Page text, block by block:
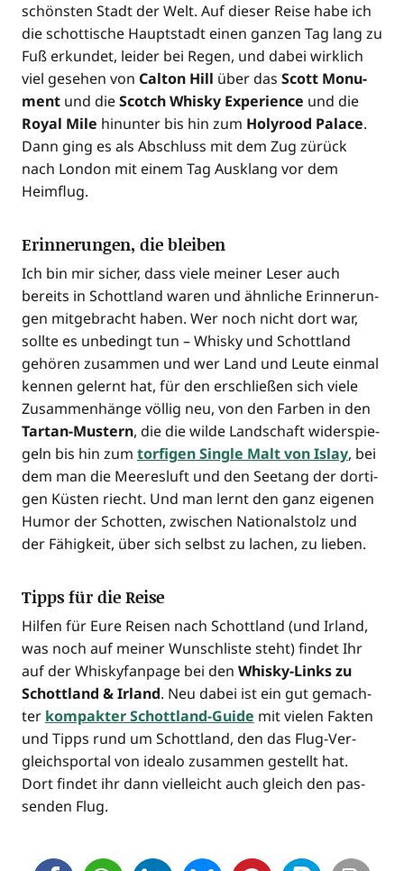
schöns­ten Stadt der Welt. Auf die­ser Rei­se habe ich
die schot­ti­sche Haupt­stadt einen gan­zen Tag lang zu
Fuß erkun­det, lei­der bei Regen, und dabei wirk­lich
viel gese­hen von Cal­ton Hill über das Scott Monu­
mentund dieScotch Whis­ky Expe­ri­ence und die
Roy­al Mile hin­un­ter bis hin zum Holy­ro­od Palace.
Dann ging es als Abschluss mit dem Zug zürück
nach Lon­don mit einem Tag Aus­klang vor dem
Heimflug.
Erinnerungen, die bleiben
Ich bin mir sicher, dass vie­le mei­ner Leser auch
bereits in Schott­land waren und ähn­li­che Erin­ne­run­
gen mit­ge­bracht haben. Wer noch nicht dort war,
soll­te es unbe­dingt tun – Whis­ky und Schott­land
gehö­ren zusam­men und wer Land und Leu­te ein­mal
ken­nen gelernt hat, für den erschlie­ßen sich vie­le
Zusam­men­hän­ge völ­lig neu, von den Far­ben in den
Tar­tan-Mus­tern, die die wil­de Land­schaft wider­spie­
geln bis hin zum tor­fi­gen Sin­gle Malt von Islay, bei
dem man die Mee­res­luft und den See­tang der dor­ti­
gen Küs­ten riecht. Und man lernt den ganz eige­nen
Humor der Schot­ten, zwi­schen Natio­nal­stolz und
der Fähig­keit, über sich selbst zu lachen, zu lieben.
Tipps für die Reise
Hil­fen für Eure Rei­sen nach Schott­land (und Irland,
was noch auf mei­ner Wunsch­lis­te steht) fin­det Ihr
auf der Whis­ky­fan­page bei den Whis­ky-Links zu
Schott­land & Irland. Neu dabei ist ein gut gemach­
ter kom­pak­ter Schott­land-Gui­de mit vie­len Fak­ten
und Tipps rund um Schott­land, den das Flug-Ver­
gleichs­por­tal von idea­lo zusam­men gestellt hat.
Dort fin­det ihr dann viel­leicht auch gleich den pas­
sen­den Flug.